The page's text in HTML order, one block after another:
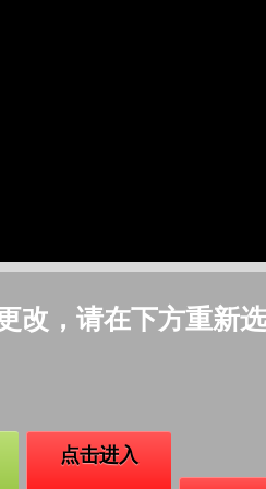
改，请在下方重新
点击进入